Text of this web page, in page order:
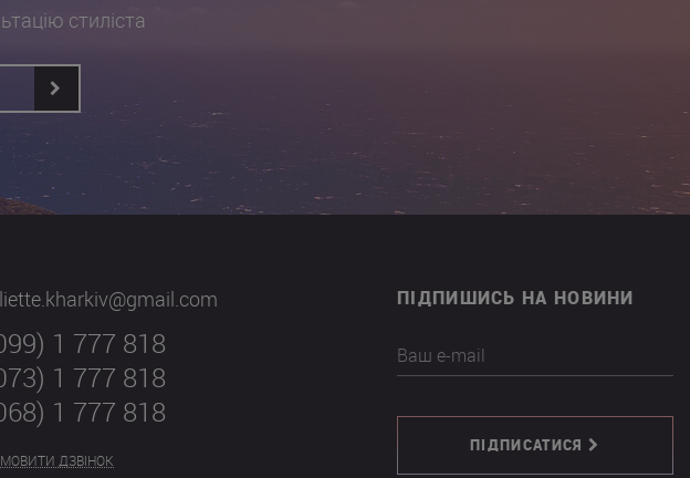
стиліста
1 777 818
1 777 818
1 777 818
ДЗВІНОК
ПІДПИШИСЬ НА НОВИНИ
Ваш e-mail
ПІДПИСАТИСЯ